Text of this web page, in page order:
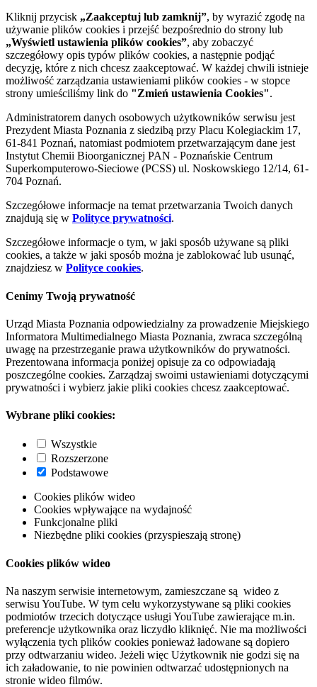
Kliknij przycisk „Zaakceptuj lub zamknij”, by wyrazić zgodę na
używanie plików cookies i przejść bezpośrednio do strony lub
„Wyświetl ustawienia plików cookies”, aby zobaczyć
szczegółowy opis typów plików cookies, a następnie podjąć
decyzję, które z nich chcesz zaakceptować. W każdej chwili istnieje
możliwość zarządzania ustawieniami plików cookies - w stopce
strony umieściliśmy link do "Zmień ustawienia Cookies".
Administratorem danych osobowych użytkowników serwisu jest
Prezydent Miasta Poznania z siedzibą przy Placu Kolegiackim 17,
61-841 Poznań, natomiast podmiotem przetwarzającym dane jest
Instytut Chemii Bioorganicznej PAN - Poznańskie Centrum
Superkomputerowo-Sieciowe (PCSS) ul. Noskowskiego 12/14, 61-
704 Poznań.
Szczegółowe informacje na temat przetwarzania Twoich danych
znajdują się w Polityce prywatności.
Szczegółowe informacje o tym, w jaki sposób używane są pliki
cookies, a także w jaki sposób można je zablokować lub usunąć,
znajdziesz w Polityce cookies.
Cenimy Twoją prywatność
Urząd Miasta Poznania odpowiedzialny za prowadzenie Miejskiego
Informatora Multimedialnego Miasta Poznania, zwraca szczególną
uwagę na przestrzeganie prawa użytkowników do prywatności.
Prezentowana informacja poniżej opisuje za co odpowiadają
poszczególne cookies. Zarządzaj swoimi ustawieniami dotyczącymi
prywatności i wybierz jakie pliki cookies chcesz zaakceptować.
Wybrane pliki cookies:
Wszystkie
Rozszerzone
Podstawowe
Cookies plików wideo
Cookies wpływające na wydajność
Funkcjonalne pliki
Niezbędne pliki cookies (przyspieszają stronę)
Cookies plików wideo
Na naszym serwisie internetowym, zamieszczane są wideo z
serwisu YouTube. W tym celu wykorzystywane są pliki cookies
podmiotów trzecich dotyczące usługi YouTube zawierające m.in.
preferencje użytkownika oraz liczydło kliknięć. Nie ma możliwości
wyłączenia tych plików cookies ponieważ ładowane są dopiero
przy odtwarzaniu wideo. Jeżeli więc Użytkownik nie godzi się na
ich załadowanie, to nie powinien odtwarzać udostępnionych na
stronie wideo filmów.